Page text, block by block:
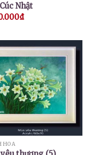
Nhật
₫
HOA